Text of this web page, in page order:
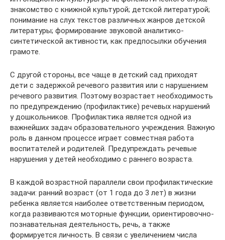
знакомство с книжной культурой; детской литературой;
понимание на слух текстов различных жанров детской
литературы; формирование звуковой аналитико-
синтетической активности, как предпосылки обучения
грамоте.
С другой стороны, все чаще в детский сад приходят
дети с задержкой речевого развития или с нарушением
речевого развития. Поэтому возрастает необходимость
по предупреждению (профилактике) речевых нарушений
у дошкольников. Профилактика является одной из
важнейших задач образовательного учреждения. Важную
роль в данном процессе играет совместная работа
воспитателей и родителей. Предупреждать речевые
нарушения у детей необходимо с раннего возраста.
В каждой возрастной параллели свои профилактические
задачи: ранний возраст (от 1 года до 3 лет) в жизни
ребенка является наиболее ответственным периодом,
когда развиваются моторные функции, ориентировочно-
познавательная деятельность, речь, а также
формируется личность. В связи с увеличением числа